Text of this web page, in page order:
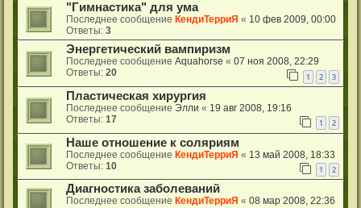
"Гимнастика" для ума
Последнее сообщение КендиТерриЯ « 10 фев 2009, 00:00
Ответы: 3
Энергетический вампиризм
Последнее сообщение Aquahorse « 07 ноя 2008, 22:29
Ответы: 20 1 2 3
Пластическая хирургия
Последнее сообщение Элли « 19 авг 2008, 19:16
Ответы: 17 1 2
Наше отношение к соляриям
Последнее сообщение КендиТерриЯ « 13 май 2008, 18:33
Ответы: 10 1 2
Диагностика заболеваний
Последнее сообщение КендиТерриЯ « 08 мар 2008, 22:36